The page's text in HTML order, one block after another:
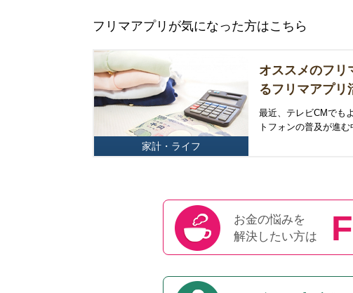
フリマアプリが気になった方はこちら
オススメのフ
るフリマアプリ
家計・ライフ
最近、テレビCMでも
トフォンの普及が進
お金の悩みを
解決したい方は